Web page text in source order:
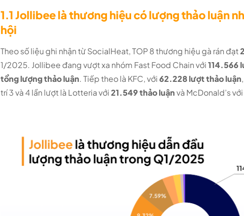
1.1Jollibee là thương hiệu có lượng thảo luận
hội
Theo số liệu ghi nhận từ SocialHeat, TOP 8 thương hiệu gà rán đạt
1/2025. Jollibee đang vượt xa nhóm Fast Food Chainvới114.566
tổng lượng thảo luận. Tiếp theo là KFC, với62.228 lượt thảo luận
trí 3 và 4 lần lượt là Lotteria với21.549 thảo luậnvà McDonald’s với